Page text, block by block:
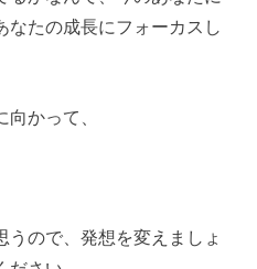
なたの成長にフォーカスし
かって、
うので、発想を変えましょ